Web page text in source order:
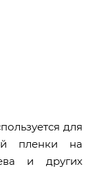
для
пленки на
и других